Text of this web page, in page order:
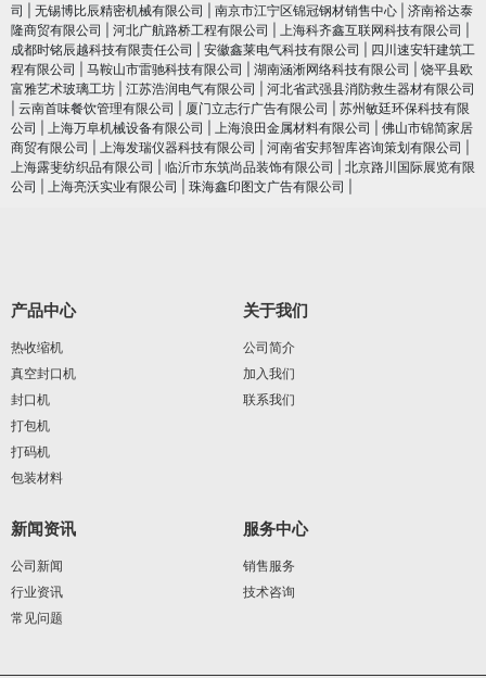
司
无锡博比辰精密机械有限公司 南京市江宁区锦冠钢材销售中心
济南裕达泰
隆商贸有限公司
河北广航路桥工程有限公司 上海科齐鑫互联网科技有限公司
成都时铭辰越科技有限责任公司
安徽鑫莱电气科技有限公司
四川速安轩建筑工
程有限公司
马鞍山市雷驰科技有限公司 湖南涵淅网络科技有限公司
饶平县欧
富雅艺术玻璃工坊
江苏浩润电⽓有限公司
河北省武强县消防救生器材有限公司
云南首味餐饮管理有限公司 厦门立志行广告有限公司
苏州敏廷环保科技有限
公司
上海万阜机械设备有限公司 上海浪田金属材料有限公司
佛山市锦简家居
商贸有限公司
上海发瑞仪器科技有限公司 河南省安邦智库咨询策划有限公司
上海露斐纺织品有限公司
临沂市东筑尚品装饰有限公司
北京路川国际展览有限
公司
上海亮沃实业有限公司 珠海鑫印图文广告有限公司
产品中心
热收缩机
真空封口机
封口机
打包机
打码机
包装材料
关于我们
公司简介
加入我们
联系我们
新闻资讯
公司新闻
行业资讯
常见问题
服务中心
销售服务
技术咨询